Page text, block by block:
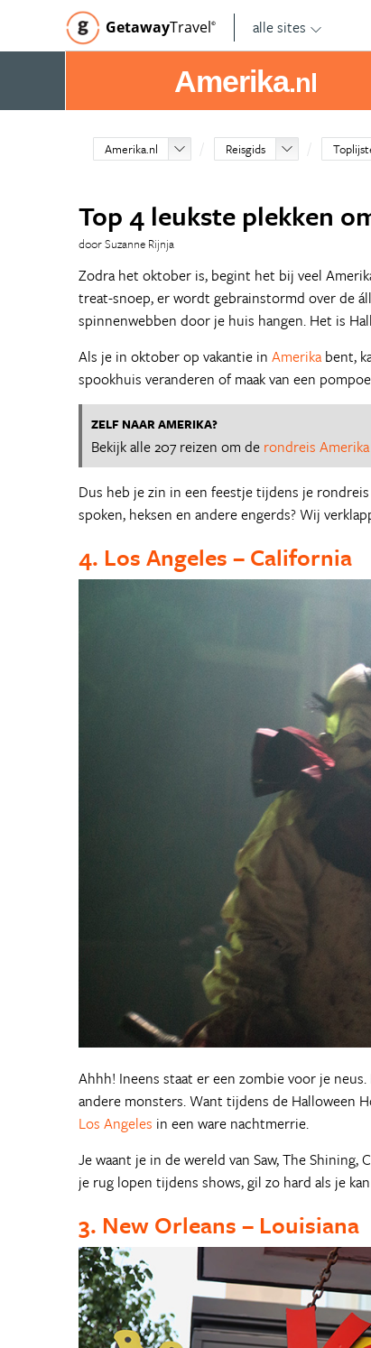
GetawayTravel© alle sites
Amerika.nl
Amerika.nl Reisgids
Top 4 leukste plekken
door Suzanne Rijnja
Zodra het oktober is, begint het bij veel
treat-snoep, er wordt gebrainstormd over de
spinnenwebben door je huis hangen. Het is
Als je in oktober op vakantie in Amerika bent,
spookhuis veranderen of maak van een
ZELF NAAR AMERIKA?
Bekijk alle 207 reizen om de rondreis Amerika
Dus heb je zin in een feestje tijdens je
spoken, heksen en andere engerds? Wij
4. Los Angeles – California
Ahhh! Ineens staat er een zombie voor je
andere monsters. Want tijdens de Halloween
Los Angeles in een ware nachtmerrie.
Je waant je in de wereld van Saw, The
je rug lopen tijdens shows, gil zo hard als je
3. New Orleans – Louisiana